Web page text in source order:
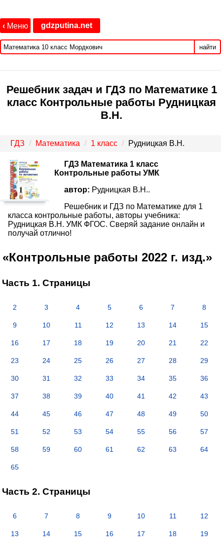
‹ Меню gdzputina.net
найти
Решебник задач и ГДЗ по Математике 1
класс Контрольные работы Рудницкая
В.Н.
ГДЗ Математика 1 класс Рудницкая В.Н.
ГДЗ Математика 1 класс
Контрольные работы УМК
автор: Рудницкая В.Н..
Решебник и ГДЗ по Математике для 1
класса контрольные работы, авторы учебника:
Рудницкая В.Н. УМК ФГОС. Сверяй задание онлайн и
получай отлично!
«Контрольные работы 2022 г. изд.»
Часть 1. Страницы
2 3 4 5 6 7 8
9 10 11 12 13 14 15
16 17 18 19 20 21 22
23 24 25 26 27 28 29
30 31 32 33 34 35 36
37 38 39 40 41 42 43
44 45 46 47 48 49 50
51 52 53 54 55 56 57
58 59 60 61 62 63 64
65
Часть 2. Страницы
6 7 8 9 10 11 12
13 14 15 16 17 18 19